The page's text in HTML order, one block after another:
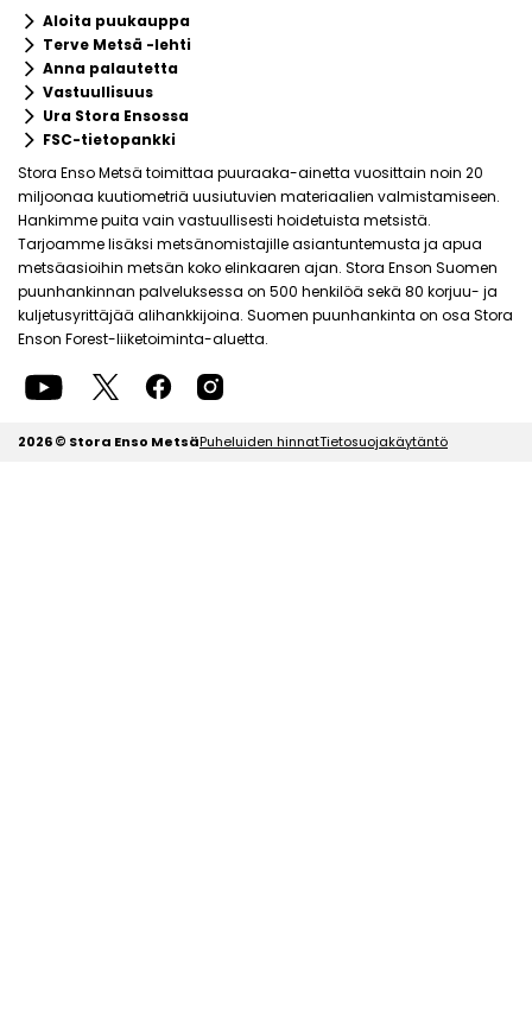
keyboard_arrow_rightAloita puukauppa
keyboard_arrow_rightTerve Metsä -lehti
keyboard_arrow_rightAnna palautetta
keyboard_arrow_rightVastuullisuus
keyboard_arrow_rightUra Stora Ensossa
keyboard_arrow_rightFSC-tietopankki
Stora Enso Metsä toimittaa puuraaka-ainetta vuosittain noin 20
miljoonaa kuutiometriä uusiutuvien materiaalien valmistamiseen.
Hankimme puita vain vastuullisesti hoidetuista metsistä.
Tarjoamme lisäksi metsänomistajille asiantuntemusta ja apua
metsäasioihin metsän koko elinkaaren ajan. Stora Enson Suomen
puunhankinnan palveluksessa on 500 henkilöä sekä 80 korjuu- ja
kuljetusyrittäjää alihankkijoina. Suomen puunhankinta on osa Stora
Enson Forest-liiketoiminta-aluetta.
2026 © Stora Enso MetsäPuheluiden hinnatTietosuojakäytäntö